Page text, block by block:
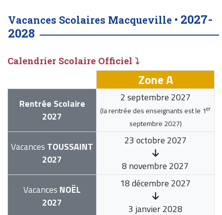
Vacances Scolaires Macqueville • 2027-
2028
Calendrier Scolaire Officiel ⤵
Zone A
Rentrée Scolaire
2027
2 septembre 2027
(la rentrée des enseignants est le 1er
septembre 2027)
Vacances TOUSSAINT
2027
23 octobre 2027
8 novembre 2027
Vacances NOËL
2027
18 décembre 2027
3 janvier 2028